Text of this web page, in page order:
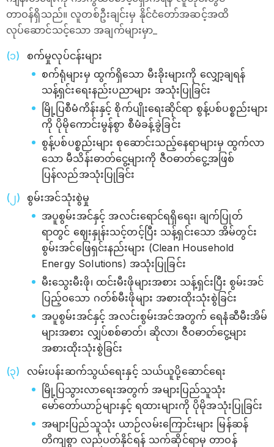
တာဝန်ရှိသည်။ လူတစ်ဦးချင်းမှ နိုင်ငံတော်အဆင့်အထိ
လုပ်ဆောင်သင့်သော အချက်များမှာ_
စက်မှုလုပ်ငန်းများ
စက်ရုံများမှ ထွက်ရှိသော မီးခိုးများကို လျှော့ချရန်
သန့်ရှင်းရေးနည်းပညာများ အသုံးပြုခြင်း
မြို့ပြစီမံကိန်းနှင့် စိုက်ပျိုးရေးဆိုင်ရာ စွန့်ပစ်ပစ္စည်းများ
ကို ပိုမိုကောင်းမွန်စွာ စီမံခန့်ခွဲခြင်း
စွန့်ပစ်ပစ္စည်းများ စုဆောင်းသည့်နေရာများမှ ထွက်လာ
သော မီသိန်းဓာတ်ငွေ့များကို ဇီဝဓာတ်ငွေ့အဖြစ်
ပြန်လည်အသုံးပြုခြင်း
စွမ်းအင်သုံးစွဲမှု
အပူစွမ်းအင်နှင့် အလင်းရောင်ရရှိရေး၊ ချက်ပြုတ်
ရာတွင် ဈေးနှုန်းသင့်တင့်ပြီး သန့်ရှင်းသော အိမ်တွင်း
စွမ်းအင်ဖြေရှင်းနည်းများ (Clean Household
Energy Solutions) အသုံးပြုခြင်း
မီးသွေးမီးဖို၊ ထင်းမီးဖိုများအစား သန့်ရှင်းပြီး စွမ်းအင်
ပြည့်ဝသော ဂတ်စ်မီးဖိုများ အစားထိုးသုံးစွဲခြင်း
အပူစွမ်းအင်နှင့် အလင်းစွမ်းအင်အတွက် ရေနံဆီမီးအိမ်
များအစား လျှပ်စစ်ဓာတ်၊ ဆိုလာ၊ ဇီဝဓာတ်ငွေ့များ
အစားထိုးသုံးစွဲခြင်း
လမ်းပန်းဆက်သွယ်ရေးနှင့် သယ်ယူပို့ဆောင်ရေး
မြို့ပြသွားလာရေးအတွက် အများပြည်သူသုံး
မော်တော်ယာဉ်များနှင့် ရထားများကို ပိုမိုအသုံးပြုခြင်း
အများပြည်သူသုံး ယာဉ်လမ်းကြောင်းများ မြန်ဆန်
တိကျစွာ လည်ပတ်နိုင်ရန် သက်ဆိုင်ရာမှ တာဝန်